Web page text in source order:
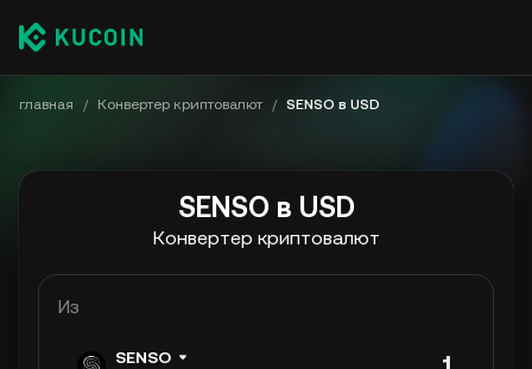
главная / Конвертер криптовалют / SENSO в USD
SENSO в USD
Конвертер криптовалют
Из
SENSO